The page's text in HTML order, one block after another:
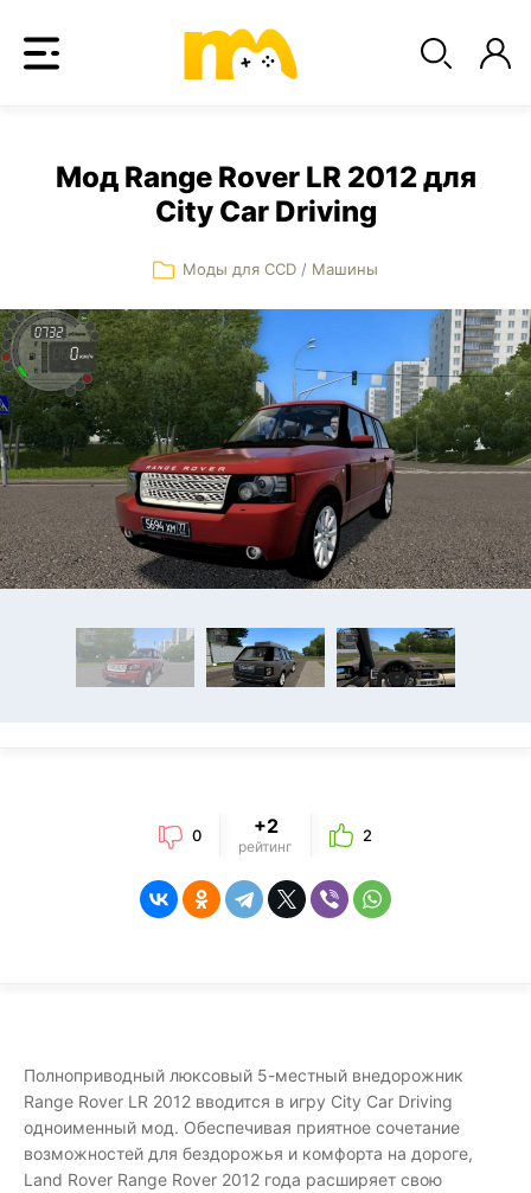
Мод Range Rover LR 2012 для
City Car Driving
Моды для CCD / Машины
0 +2
рейтинг
2
Полноприводный люксовый 5-местный внедорожник
Range Rover LR 2012 вводится в игру City Car Driving
одноименный мод. Обеспечивая приятное сочетание
возможностей для бездорожья и комфорта на дороге,
Land Rover Range Rover 2012 года расширяет свою